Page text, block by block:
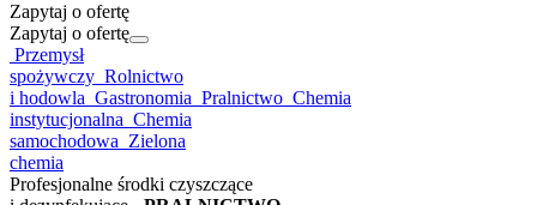
Zapytaj o ofertę
Zapytaj o ofertę
Przemysł
spożywczy Rolnictwo
i hodowla Gastronomia Pralnictwo Chemia
instytucjonalna Chemia
samochodowa Zielona
chemia
Profesjonalne środki czyszczące